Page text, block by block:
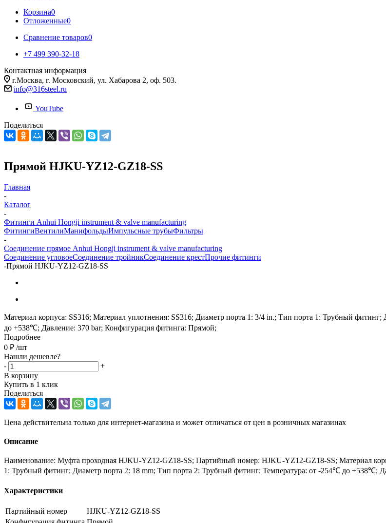
Корзина0
Отложенные0
Сравнение товаров0
+7 499 390-32-18
Контактная информация
г.Москва, г. Московский, ул. Хабарова 2, оф. 503.
info@316steel.ru
YouTube
Поделиться
Прямой HJKU-YZ12-GZ18-SS
Главная
-
Каталог
-
Фитинги Anhui Hongji instrument & valve manufacturing
ФитингиВентилиМанифольдыИмпульсные трубыФильтры
-
Соединение прямое Anhui Hongji instrument & valve manufacturing
Соединение угловоеСоединение тройникСоединение крестПрочие фитинги
-Прямой HJKU-YZ12-GZ18-SS
Материал корпуса: SS316; Материал уплотнения: SS316; Диаметр порта 1: 3/4 in.; Тип порта 1: Трубный
до +538℃; Давление: 370 bar; Конфигурация фитинга: Прямой;
Подробнее
0 ₽ /шт
Нашли дешевле?
-
+
В корзину
Купить в 1 клик
Поделиться
Цена действительна только для интернет-магазина и может отличаться от цен в розничных магазинах
Описание
Наименование: Муфта проходная HJKU-YZ12-GZ18-SS; Партийный номер: HJKU-YZ12-GZ18-SS; Материал
1: Трубный фитинг; Диаметр порта 2: 18 mm; Тип порта 2: Трубный фитинг; Температура: от -254℃ до +538℃;
Характеристики
Партийный номер
HJKU-YZ12-GZ18-SS